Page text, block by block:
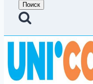
Поиск